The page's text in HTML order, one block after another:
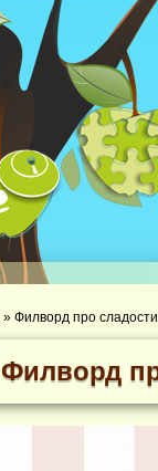
» Филворд про сладости
Филворд